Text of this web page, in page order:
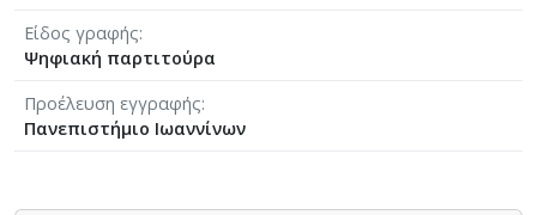
Είδος γραφής
Ψηφιακή παρτιτούρα
Προέλευση εγγραφής
Πανεπιστήμιο Ιωαννίνων